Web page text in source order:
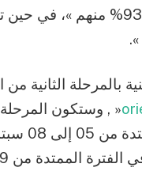
الثانية من
« , وستكون المرحلة
من 09 إلى 15 سبتمبر 2022.